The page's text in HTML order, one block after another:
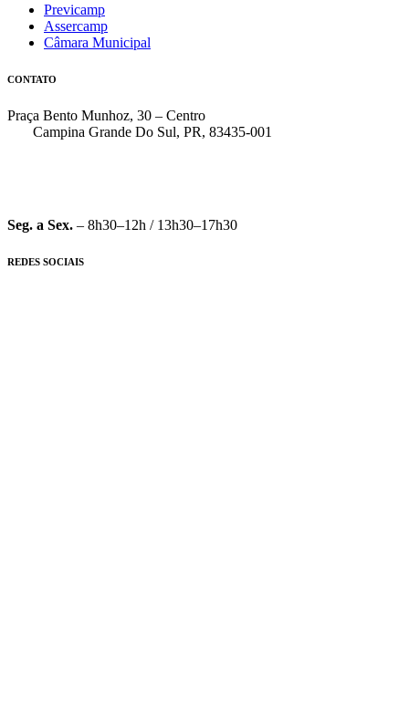
Previcamp
Assercamp
Câmara Municipal
CONTATO
Praça Bento Munhoz, 30 – Centro
Campina Grande Do Sul, PR, 83435-001
Seg. a Sex. – 8h30–12h / 13h30–17h30
REDES SOCIAIS